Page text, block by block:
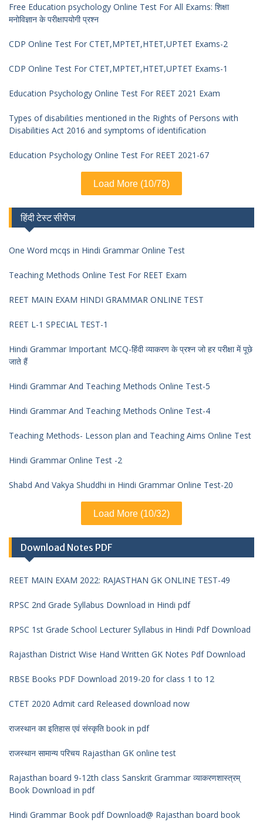
Free Education psychology Online Test For All Exams: शिक्षा
मनोविज्ञान के परीक्षापयोगी प्रश्न
CDP Online Test For CTET,MPTET,HTET,UPTET Exams-2
CDP Online Test For CTET,MPTET,HTET,UPTET Exams-1
Education Psychology Online Test For REET 2021 Exam
Types of disabilities mentioned in the Rights of Persons with
Disabilities Act 2016 and symptoms of identification
Education Psychology Online Test For REET 2021-67
Load More (10/78)
हिंदी टेस्ट सीरीज
One Word mcqs in Hindi Grammar Online Test
Teaching Methods Online Test For REET Exam
REET MAIN EXAM HINDI GRAMMAR ONLINE TEST
REET L-1 SPECIAL TEST-1
Hindi Grammar Important MCQ-हिंदी व्याकरण के प्रश्न जो हर परीक्षा में पूछे
जाते हैं
Hindi Grammar And Teaching Methods Online Test-5
Hindi Grammar And Teaching Methods Online Test-4
Teaching Methods- Lesson plan and Teaching Aims Online Test
Hindi Grammar Online Test -2
Shabd And Vakya Shuddhi in Hindi Grammar Online Test-20
Load More (10/32)
Download Notes PDF
REET MAIN EXAM 2022: RAJASTHAN GK ONLINE TEST-49
RPSC 2nd Grade Syllabus Download in Hindi pdf
RPSC 1st Grade School Lecturer Syllabus in Hindi Pdf Download
Rajasthan District Wise Hand Written GK Notes Pdf Download
RBSE Books PDF Download 2019-20 for class 1 to 12
CTET 2020 Admit card Released download now
राजस्थान का इतिहास एवं संस्कृति book in pdf
राजस्थान सामान्य परिचय Rajasthan GK online test
Rajasthan board 9-12th class Sanskrit Grammar व्याकरणशास्त्रम्
Book Download in pdf
Hindi Grammar Book pdf Download@ Rajasthan board book